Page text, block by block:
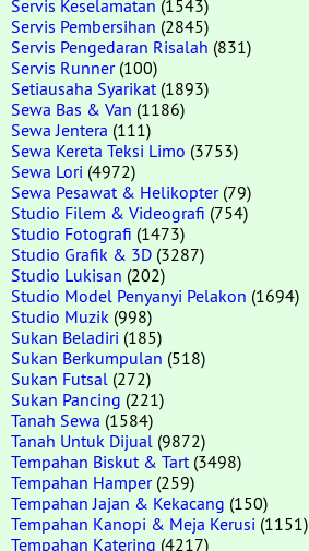
Servis Keselamatan (1543)
Servis Pembersihan (2845)
Servis Pengedaran Risalah (831)
Servis Runner(100)
Setiausaha Syarikat (1893)
Sewa Bas & Van (1186)
Sewa Jentera (111)
Sewa Kereta Teksi Limo (3753)
Sewa Lori (4972)
Sewa Pesawat & Helikopter(79)
Studio Filem & Videografi (754)
Studio Fotografi (1473)
Studio Grafik & 3D (3287)
Studio Lukisan (202)
Studio Model Penyanyi Pelakon (1694)
Studio Muzik (998)
Sukan Beladiri (185)
Sukan Berkumpulan (518)
Sukan Futsal (272)
Sukan Pancing (221)
Tanah Sewa (1584)
Tanah Untuk Dijual (9872)
Tempahan Biskut & Tart (3498)
Tempahan Hamper(259)
Tempahan Jajan & Kekacang (150)
Tempahan Kanopi & Meja Kerusi (1151)
Tempahan Katering (4217)